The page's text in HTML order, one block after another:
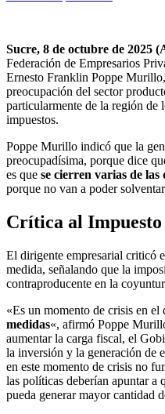
Sucre, 8 de octubre de 2025
Federación de Empresarios
Ernesto Franklin Poppe
preocupación del sector
particularmente de la región de
impuestos.
Poppe Murillo indicó que la
preocupadísima, porque dice
es que se cierren varias de las
porque no van a poder
Crítica al
El dirigente empresarial criticó
medida, señalando que la
contraproducente en la
«Es un momento de crisis en el
medidas«, afirmó Poppe
aumentar la carga fiscal, el
la inversión y la generación de
en este momento de crisis no
las políticas deberían apuntar a
pueda generar mayor cantidad